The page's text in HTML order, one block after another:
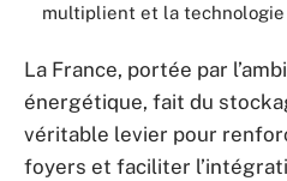
multiplient et la technologie
La France, portée par
énergétique, fait du
véritable levier pour
foyers et faciliter